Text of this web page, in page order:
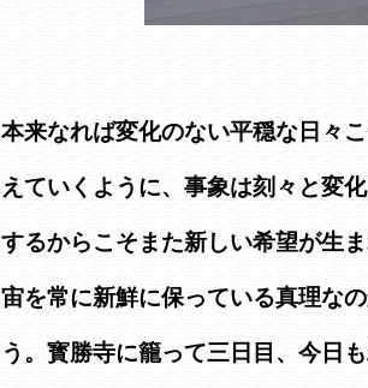
本来なれば変化のない平穏な日々
えていくように、事象は刻々と変
するからこそまた新しい希望が生
宙を常に新鮮に保っている真理な
う。寳勝寺に籠って三日目、今日